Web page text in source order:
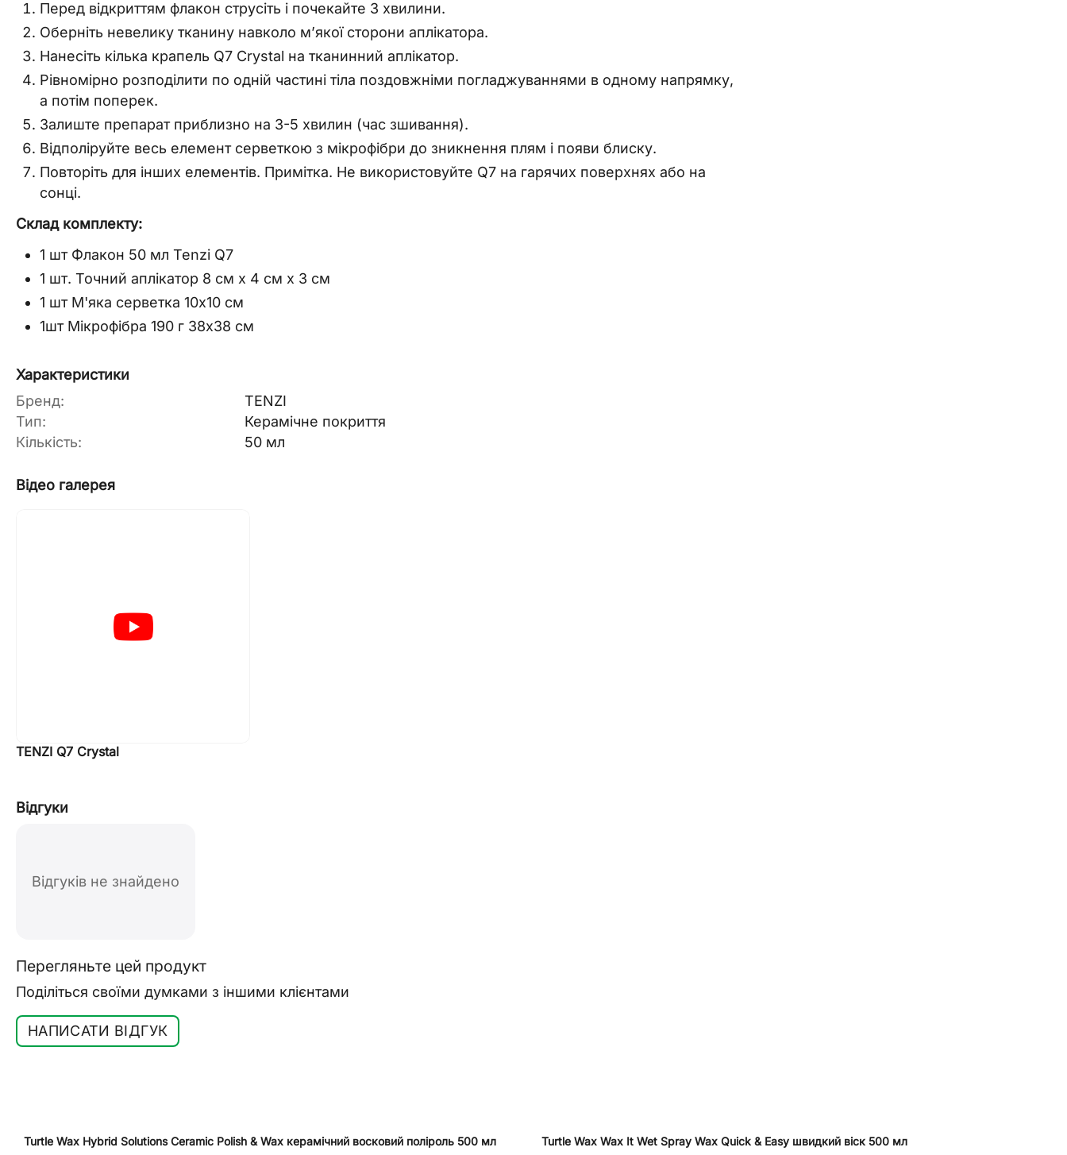
Перед відкриттям флакон струсіть і почекайте 3 хвилини.
Оберніть невелику тканину навколо м’якої сторони аплікатора.
Нанесіть кілька крапель Q7 Crystal на тканинний аплікатор.
Рівномірно розподілити по одній частині тіла поздовжніми погладжуваннями в одному напрямку,
а потім поперек.
Залиште препарат приблизно на 3-5 хвилин (час зшивання).
Відполіруйте весь елемент серветкою з мікрофібри до зникнення плям і появи блиску.
Повторіть для інших елементів. Примітка. Не використовуйте Q7 на гарячих поверхнях або на
сонці.
Склад комплекту:
1 шт Флакон 50 мл Tenzi Q7
1 шт. Точний аплікатор 8 см х 4 см х 3 см
1 шт М'яка серветка 10х10 см
1шт Мікрофібра 190 г 38х38 см
Характеристики
Бренд:
TENZI
Тип:
Керамічне покриття
Кількість:
50 мл
Відео галерея
TENZI Q7 Crystal
Відгуки
Відгуків не знайдено
Перегляньте цей продукт
Поділіться своїми думками з іншими клієнтами
НАПИСАТИ ВІДГУК
Turtle Wax Hybrid Solutions Ceramic Polish & Wax керамічний восковий поліроль 500 мл Turtle Wax Wax It Wet Spray Wax Quick & Easy швидкий віск 500 мл